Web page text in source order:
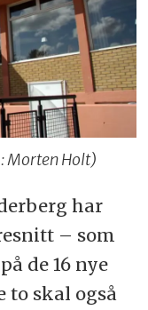
Morten Holt)
har
– som
de 16 nye
to skal også